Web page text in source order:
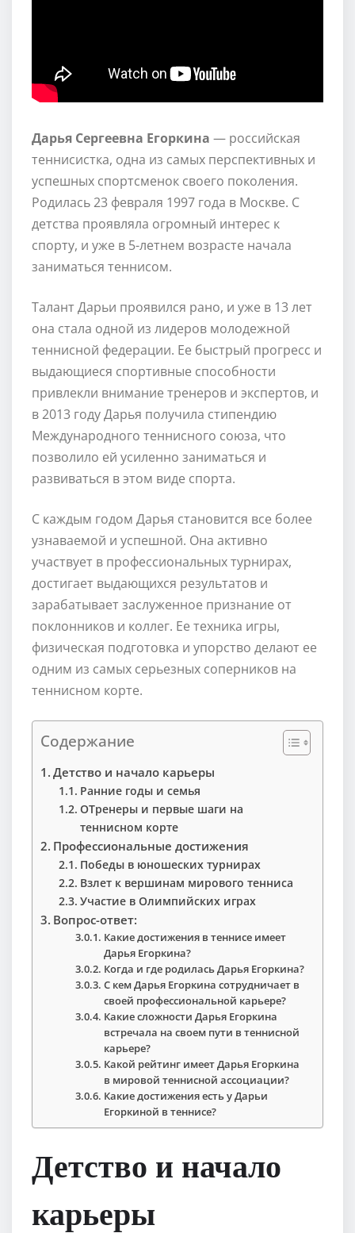
Дарья Сергеевна Егоркина — российская
теннисистка, одна из самых перспективных и
успешных спортсменок своего поколения.
Родилась 23 февраля 1997 года в Москве. С
детства проявляла огромный интерес к
спорту, и уже в 5-летнем возрасте начала
заниматься теннисом.
Талант Дарьи проявился рано, и уже в 13 лет
она стала одной из лидеров молодежной
теннисной федерации. Ее быстрый прогресс и
выдающиеся спортивные способности
привлекли внимание тренеров и экспертов, и
в 2013 году Дарья получила стипендию
Международного теннисного союза, что
позволило ей усиленно заниматься и
развиваться в этом виде спорта.
С каждым годом Дарья становится все более
узнаваемой и успешной. Она активно
участвует в профессиональных турнирах,
достигает выдающихся результатов и
зарабатывает заслуженное признание от
поклонников и коллег. Ее техника игры,
физическая подготовка и упорство делают ее
одним из самых серьезных соперников на
теннисном корте.
Содержание
Детство и начало карьеры
Ранние годы и семья
ОТренеры и первые шаги на
теннисном корте
Профессиональные достижения
Победы в юношеских турнирах
Взлет к вершинам мирового тенниса
Участие в Олимпийских играх
Вопрос-ответ:
Какие достижения в теннисе имеет
Дарья Егоркина?
Когда и где родилась Дарья Егоркина?
С кем Дарья Егоркина сотрудничает в
своей профессиональной карьере?
Какие сложности Дарья Егоркина
встречала на своем пути в теннисной
карьере?
Какой рейтинг имеет Дарья Егоркина
в мировой теннисной ассоциации?
Какие достижения есть у Дарьи
Егоркиной в теннисе?
Детство и начало
карьеры